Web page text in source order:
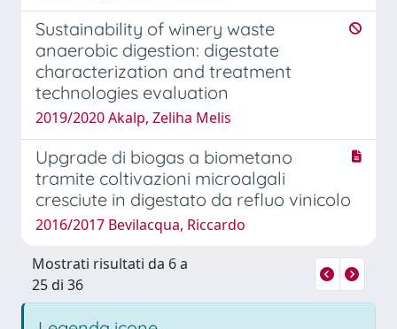
Sustainability of winery waste
anaerobic digestion: digestate
characterization and treatment
technologies evaluation
2019/2020 Akalp, Zeliha Melis
Upgrade di biogas a biometano
tramite coltivazioni microalgali
cresciute in digestato da refluo vinicolo
2016/2017 Bevilacqua, Riccardo
Mostrati risultati da 6 a
25 di 36